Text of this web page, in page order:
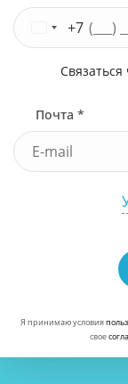
+7
Связаться
Почта *
Я принимаю условия
свое